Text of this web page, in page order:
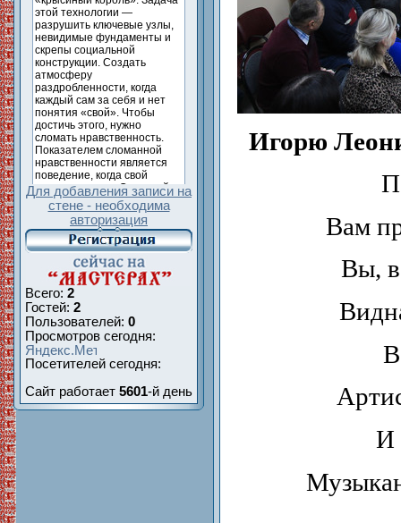
Для добавления записи на
стене - необходима
авторизация
Всего: 2
Гостей: 2
Пользователей: 0
Просмотров сегодня:
Посетителей сегодня:
Сайт работает 5601-й день
Игорю
Вам
Вы,
И